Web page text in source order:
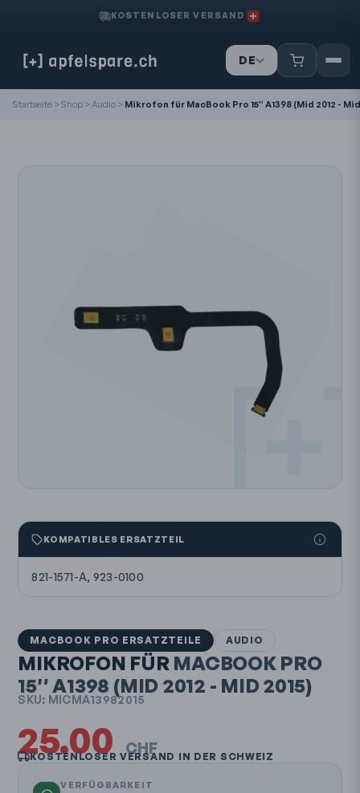
KOSTENLOSER VERSAND
DE
IT
Startseite >Shop >Audio > Mikrofon für MacBook Pro 15″ A1398 (Mid 2012 - Mid
KOMPATIBLES ERSATZTEIL
821-1571-A, 923-0100
MACBOOK PRO ERSATZTEILE AUDIO
MIKROFON FÜR MACBOOK PRO
15″A1398 (MID 2012 - MID 2015)
SKU: MICMA13982015
25.00 CHF
KOSTENLOSER VERSAND IN DER SCHWEIZ
VERFÜGBARKEIT